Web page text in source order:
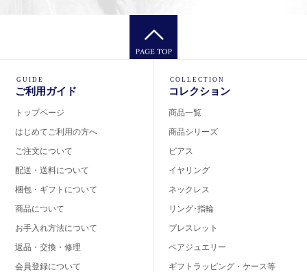
GUIDE
ご利用ガイド
トップページ
はじめてご利用の方へ
ご注文について
配送・送料について
梱包・ギフトについて
商品について
お手入れ方法について
返品・交換・修理
会員登録について
COLLECTION
コレクション
商品一覧
商品シリーズ
ピアス
イヤリング
ネックレス
リング･指輪
ブレスレット
ペアジュエリー
ギフトラッピング・ケース等